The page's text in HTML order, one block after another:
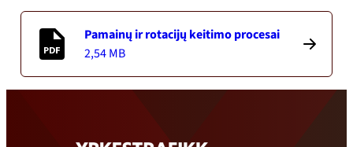
Pamainų ir rotacijų keitimo procesai
2,54 MB